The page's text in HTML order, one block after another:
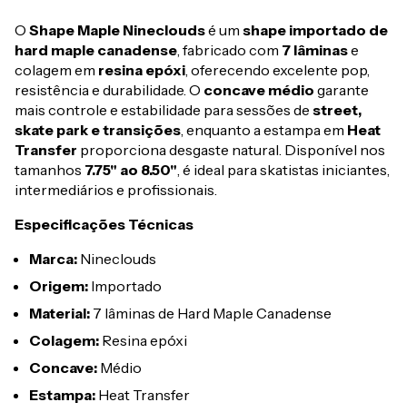
O Shape Maple Ninecloudsé um shape importado de
hard maple canadense, fabricado com 7 lâminase
colagem em resina epóxi, oferecendo excelente pop,
resistência e durabilidade. O concave médio garante
mais controle e estabilidade para sessões de street,
skate park e transições, enquanto a estampa em Heat
Transfer proporciona desgaste natural. Disponível nos
tamanhos 7.75" ao 8.50", é ideal para skatistas iniciantes,
intermediários e profissionais.
Especificações Técnicas
Marca: Nineclouds
Origem: Importado
Material: 7 lâminas de Hard Maple Canadense
Colagem: Resina epóxi
Concave: Médio
Estampa: Heat Transfer